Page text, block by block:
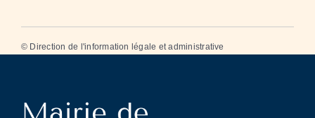
© Direction de l'information légale et administrative